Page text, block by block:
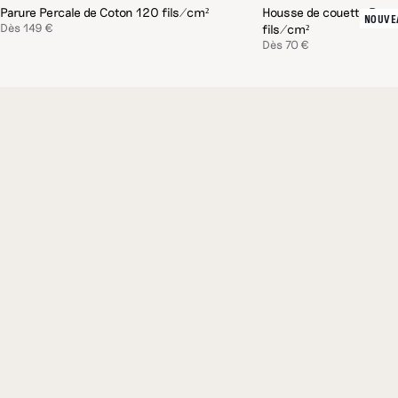
d’exception.
Parure Percale de Coton 120 fils/cm²
Dès149 €
Housse de couette
fils/cm²
Dès70 €